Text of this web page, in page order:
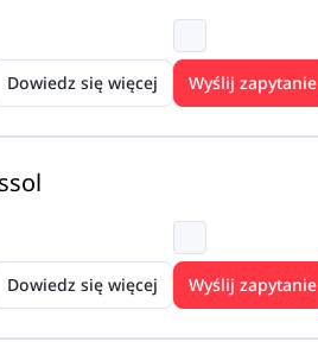
Dowiedz się więcej Wyślij zapytanie
Dowiedz się więcej Wyślij zapytanie